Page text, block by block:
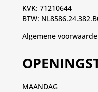
KVK: 71210644
BTW:
Algemene
MAANDAG